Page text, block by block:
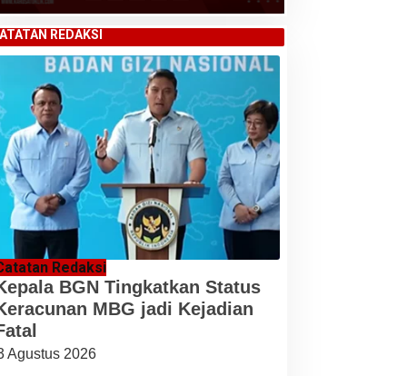
REDAKSI
Redaksi
BGN Tingkatkan Status
MBG jadi Kejadian
Agustus 2026